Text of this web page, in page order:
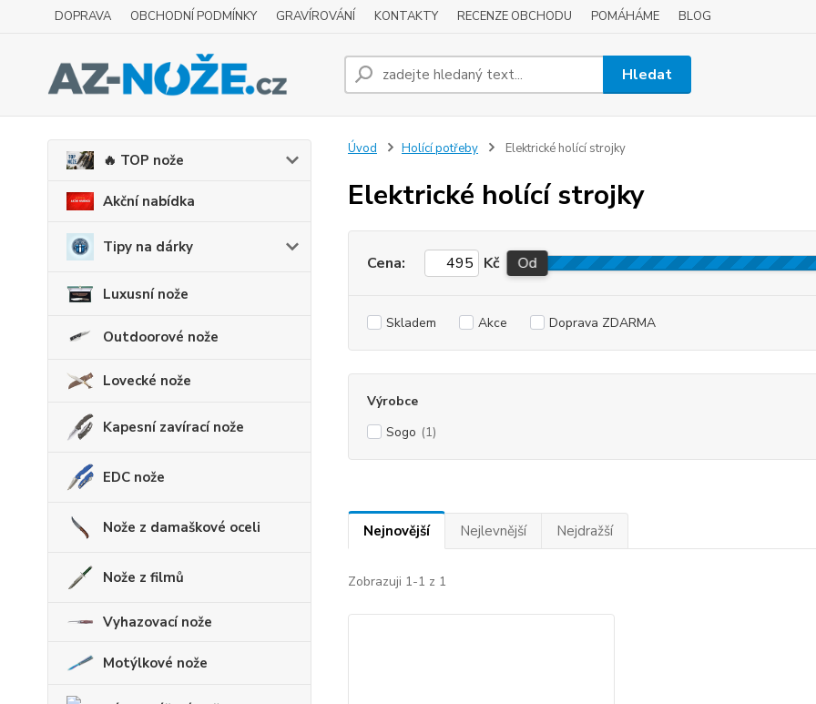
DOPRAVA OBCHODNÍ PODMÍNKY GRAVÍROVÁNÍ KONTAKTY RECENZE OBCHODU POMÁHÁME BLOG
Hledat
🔥 TOP nože
Akční nabídka
Tipy na dárky
Luxusní nože
Outdoorové nože
Lovecké nože
Kapesní zavírací nože
EDC nože
Nože z damaškové oceli
Nože z filmů
Vyhazovací nože
Motýlkové nože
Úvod Holící potřeby Elektrické holící strojky
Elektrické holící strojky
Cena: Kč Od
Skladem Akce Doprava ZDARMA
Výrobce
Sogo (1)
Nejnovější Nejlevnější Nejdražší
Zobrazuji 1-1 z 1